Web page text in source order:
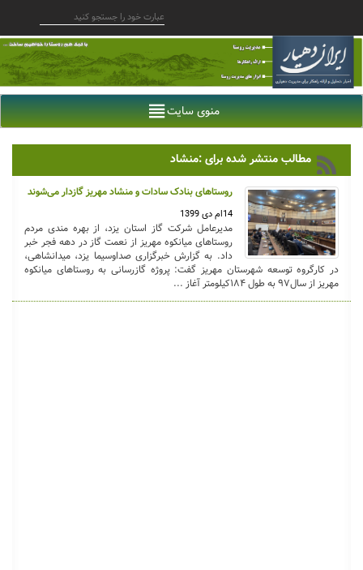
منوی سایت
مطالب منتشر شده برای :منشاد
روستا‌های بنادک سادات و منشاد مهریز گازدار می‌شوند
14ام دی 1399
مدیرعامل شرکت گاز استان یزد، از بهره مندی مردم
روستا‌های میانکوه مهریز از نعمت گاز در دهه فجر خبر
داد. به گزارش خبرگزاری صداوسیما یزد، میدانشاهی،
در کارگروه توسعه شهرستان مهریز گفت: پروژه گازرسانی به روستا‌های میانکوه
مهریز از سال۹۷ به طول ۱۸۴کیلومتر آغاز ...